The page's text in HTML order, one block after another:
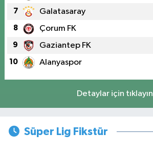
7 Galatasaray
8 Çorum FK
9 Gaziantep FK
10 Alanyaspor
Detaylar için tıklayın
Süper Lig Fikstür